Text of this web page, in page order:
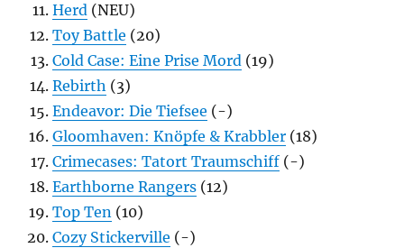
Herd (NEU)
Toy Battle (20)
Cold Case: Eine Prise Mord (19)
Rebirth (3)
Endeavor: Die Tiefsee (-)
Gloomhaven: Knöpfe & Krabbler (18)
Crimecases: Tatort Traumschiff (-)
Earthborne Rangers (12)
Top Ten (10)
Cozy Stickerville (-)